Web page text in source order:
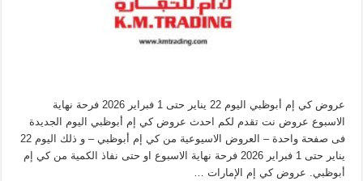
عروض كي إم أبوظبي اليوم 22 يناير حتى 1 فبراير 2026 فرحة نهاية
الاسبوع عروض نت تقدم لكم احدث عروض كي إم أبوظبي اليوم الجديدة
فى صفحة واحدة – العروض الاسيوعية من كي إم أبوظبي – و ذلك اليوم 22
يناير حتى 1 فبراير 2026 فرحة نهاية الاسبوع او حتى نفاذ الكمية من كي إم
أبوظبي. عروض كي إم الإمارات …